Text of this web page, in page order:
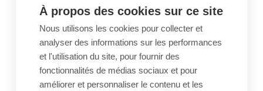
Boba Buddy Float
Quantité
- +
Flamant gonflable de luxe en
À propos des cookies sur ce site
Nous utilisons les cookies pour collecter et
analyser des informations sur les performances
et l'utilisation du site, pour fournir des
fonctionnalités de médias sociaux et pour
améliorer et personnaliser le contenu et les